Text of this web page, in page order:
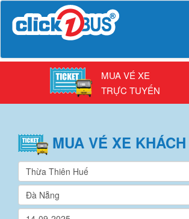
MUA VÉ XE
TRỰC TUYẾN
MUA VÉ XE KHÁCH